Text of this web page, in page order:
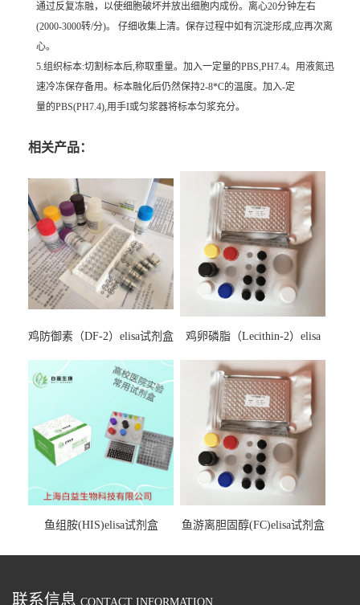
通过反复冻融，以使细胞破坏并放出细胞内成份。离心20分钟左右
(2000-3000转/分)。 仔细收集上清。保存过程中如有沉淀形成,应再次离
心。
5.组织标本:切割标本后,称取重量。加入一定量的PBS,PH7.4。用液氮迅
速冷冻保存备用。标本融化后仍然保持2-8*C的温度。加入-定
量的PBS(PH7.4),用手I或匀浆器将标本匀浆充分。
相关产品：
鸡防御素（DF-2）elisa试剂盒
鸡卵磷脂（Lecithin-2）elisa
鱼组胺(HIS)elisa试剂盒 鱼游离胆固醇(FC)elisa试剂盒
联系信息 CONTACT INFORMATION